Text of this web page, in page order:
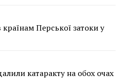
Перської затоки у
катаракту на обох очах